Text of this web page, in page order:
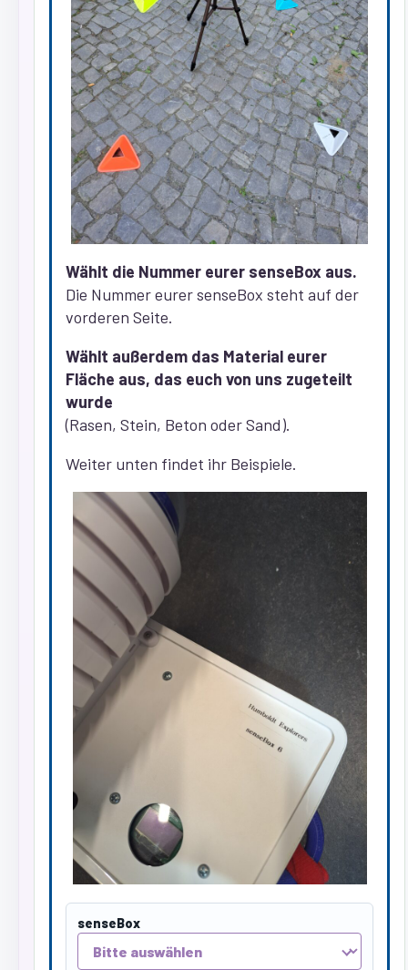
Wählt die Nummer eurer senseBox aus.
Die Nummer eurer senseBox steht auf der
vorderen Seite.
Wählt außerdem das Material eurer
Fläche aus, das euch von uns zugeteilt
wurde
(Rasen, Stein, Beton oder Sand).
Weiter unten findet ihr Beispiele.
senseBox